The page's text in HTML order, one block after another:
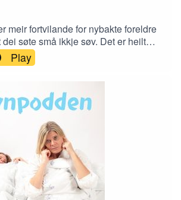
meir fortvilande for nybakte foreldre
søte små ikkje søv. Det er heilt
dei aller minste er mykje våkne om
går seg vanligvis til i løpet av det
Men kva når det ikkje gjer det?
firebarnsmor Turid Leksbø snakkar
Søvnpodden om korleis du kan lære
gode søvnvaner - og ikkje minst
og desperate foreldre kan gjere når
problem.
Play